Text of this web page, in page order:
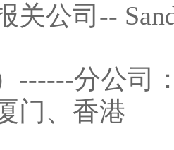
关公司--
------分公司
门、香港